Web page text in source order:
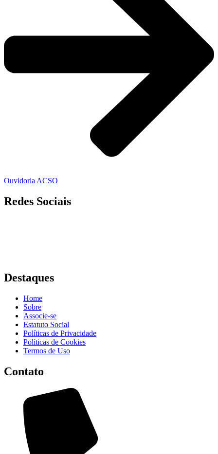
Ouvidoria ACSO
Redes Sociais
Destaques
Home
Sobre
Associe-se
Estatuto Social
Políticas de Privacidade
Políticas de Cookies
Termos de Uso
Contato